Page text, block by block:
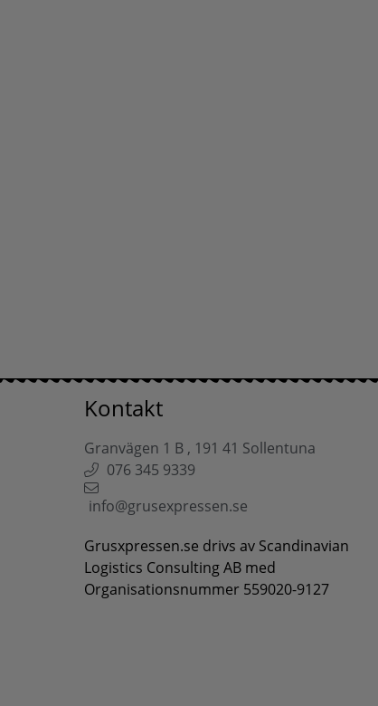
Kontakt
Granvägen 1 B , 191 41 Sollentuna
076 345 9339
info@grusexpressen.se
Grusxpressen.se drivs av Scandinavian
Logistics Consulting AB med
Organisationsnummer 559020-9127